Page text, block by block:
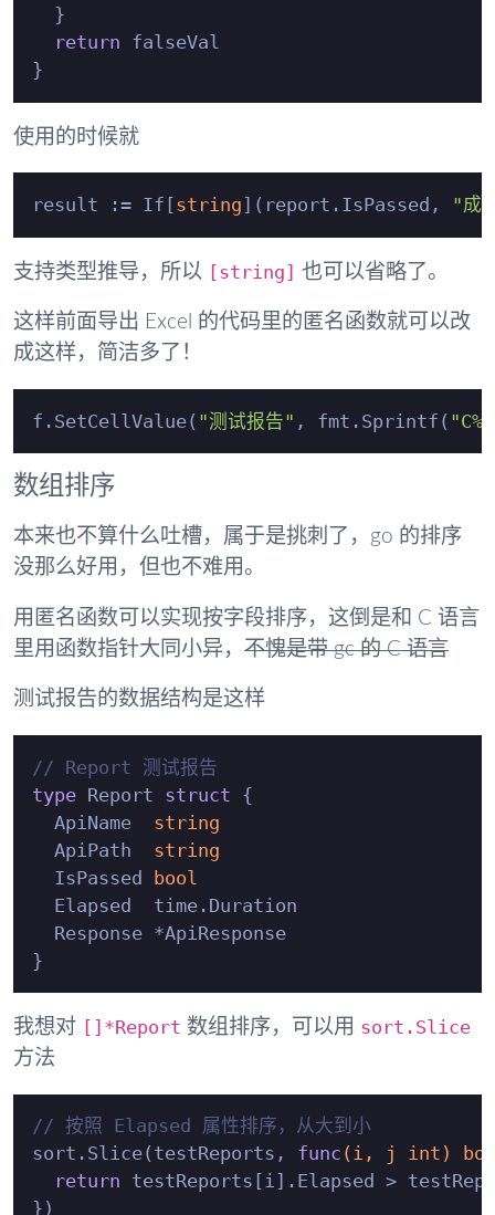
  }
return falseVal
使用的时候就
result := If[string ](report.IsPassed, "成
支持类型推导，所以 [string] 也可以省略了。
这样前面导出 Excel 的代码里的匿名函数就可以改
成这样，简洁多了！
f.SetCellValue( "测试报告" , fmt.Sprintf(
数组排序
本来也不算什么吐槽，属于是挑刺了，go 的排序
没那么好用，但也不难用。
用匿名函数可以实现按字段排序，这倒是和 C 语言
里用函数指针大同小异， 不愧是带 gc 的 C 语言
测试报告的数据结构是这样
// Report 测试报告
type Report struct {
  ApiName
string
  ApiPath
string
  IsPassed
bool
  Elapsed  time.Duration
  Response *ApiResponse
我想对 []*Report 数组排序，可以用 sort.Slice
方法
// 按照 Elapsed 属性排序，从大到小
sort.Slice(testReports, func (i, j int )
return testReports[i].Elapsed >